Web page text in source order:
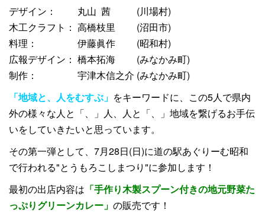
デザイン： 丸山 茜 (川場村)
木工クラフト： 高橋枝里 (沼田市)
料理： 伊藤眞作 (昭和村)
広報デザイン： 橋本拓海 (みなかみ町)
制作： 宇津木信之介 (みなかみ町)
「地域と、人をむすぶ」 をキーワードに、この5人で県内
外の様々な人と「、」人、人と「、」地域を繋げるお手伝
いをしていきたいと思っています。
その第一弾として、7月28日(日)に道の駅あぐりーむ昭和
で行われる"とうもろこしまつり"に参加します！
最初の出店内容は 「手作り木製スプーン付きの地元野菜た
っぷりグリーンカレー」 の販売です！